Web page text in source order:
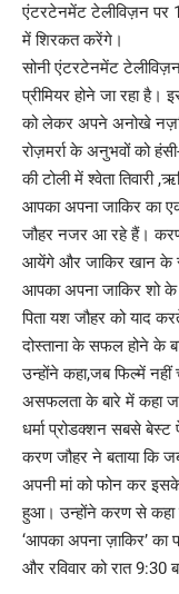
एंटरटेनमेंट टेलीविज़न पर
में शिरकत करेंगे।
सोनी एंटरटेनमेंट
प्रीमियर होने जा रहा
को लेकर अपने अनोखे
रोज़मर्रा के अनुभवों को
की टोली में श्वेता तिवारी
आपका अपना जाकिर का
जौहर नजर आ रहे हैं।
आयेंगे और जाकिर खान के
आपका अपना जाकिर शो के
पिता यश जौहर को याद
दोस्ताना के सफल होने के
उन्होंने कहा,जब फिल्में नहीं
असफलता के बारे में कहा
धर्मा प्रोडक्शन सबसे
करण जौहर ने बताया कि
अपनी मां को फोन कर इसके
हुआ। उन्होंने करण से कहा
‘आपका अपना ज़ाकिर’ का
और रविवार को रात 9:30